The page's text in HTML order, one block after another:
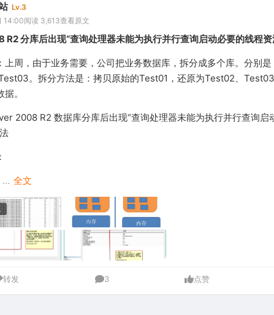
Lv.3
14:00阅读 3,613查看原文
R2 分库后出现“查询处理器未能为执行并行查询启动必要的线程资
上周，由于业务需要，公司把业务数据库，拆分成多个库。分别是
。拆分方法是：拷贝原始的Test01，还原为Test02、
。
2008 R2 数据库分库后出现“查询处理器未能为执行并行查询启
... 全文
转发 3 点赞